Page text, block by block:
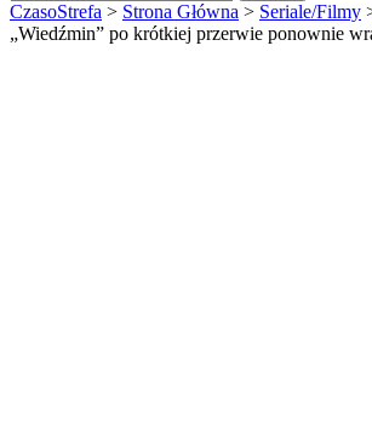
CzasoStrefa > Strona Główna > Seriale/Filmy
„Wiedźmin” po krótkiej przerwie ponownie